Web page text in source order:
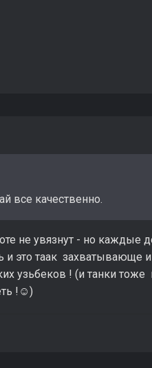
все качественно.
не увязнут - но каждые
и это таак захватывающе
узьбеков ! (и танки тоже
! ☺️)